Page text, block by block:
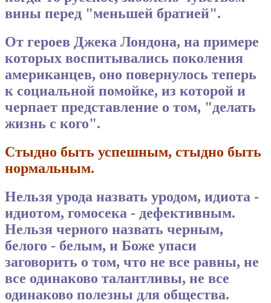
вины перед "меньшей братией".
От героев Джека Лондона, на примере
которых воспитывались поколения
американцев, оно повернулось теперь
к социальной помойке, из которой и
черпает представление о том, "делать
жизнь с кого".
Стыдно быть успешным, стыдно быть
нормальным.
Нельзя урода назвать уродом, идиота -
идиотом, гомосека - дефективным.
Нельзя черного назвать черным,
белого - белым, и Боже упаси
заговорить о том, что не все равны, не
все одинаково талантливы, не все
одинаково полезны для общества.